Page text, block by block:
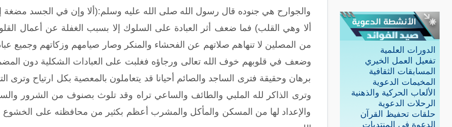
الدورات العلمية
تفعيل العمل الخيري
المسابقات الثقافية
المخيمات الدعوية
الألعاب الحركية والذهنية
الرحلات الدعوية
حلقات تحفيظ القرآن
الدعوة في المنتديات
والجوارح هي جنوده قال رسول الله صلى الله عليه وسلم:(ألا وإن في الجسد
ألا وهي القلب) فما ضعف أثر العبادة على السلوك إلا بسبب الغفلة عن أعمال
من المصلين لا تنهاهم صلاتهم عن الفحشاء والمنكر وصار صيامهم وزكاتهم وجميع
وضعف في قلوبهم خوف الله تعالى ورجاؤه فغلبت على العبادات الشكلية دون
برهان وحقيقة فترى الساجد والصائم أحيانا قد يتعاملون بالمعصية بكل ارتياح وترى
وترى الذاكر لله الملبي والطائف والساعي تراه وقد تلوث بصنوف من الشرور
والإعداد لها من المسكن والمأكل والمشرب أعظم بكثير من محافظته على الخشوع